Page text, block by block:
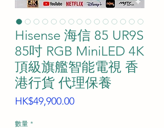
Hisense 海信 85 UR9S
85吋 RGB MiniLED 4K
頂級旗艦智能電視 香
港行貨 代理保養
HK$49,900.00價
數量 *